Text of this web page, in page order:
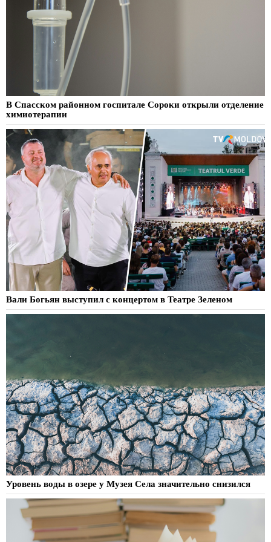
В Спасском районном госпитале Сороки открыли отделение
химиотерапии
Вали Богьян выступил с концертом в Театре Зеленом
Уровень воды в озере у Музея Села значительно снизился